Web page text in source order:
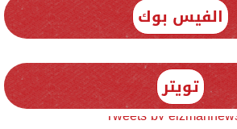
الفيس بوك
تويتر
Tweets by